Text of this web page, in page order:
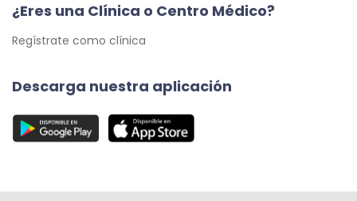
¿Eres una Clínica o Centro Médico?
Regístrate como clínica
Descarga nuestra aplicación